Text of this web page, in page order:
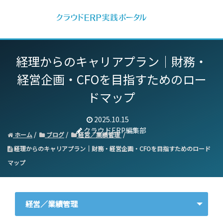
経理からのキャリアプラン｜ 財務・
経営企画・CFOを目指すためのロー
ドマップ
2025.10.15
クラウドERP編集部
ホーム ブログ
経営／業績管理
経理からのキャリアプラン｜財務・経営企画・CFOを目指すためのロード
マップ
経営／業績管理